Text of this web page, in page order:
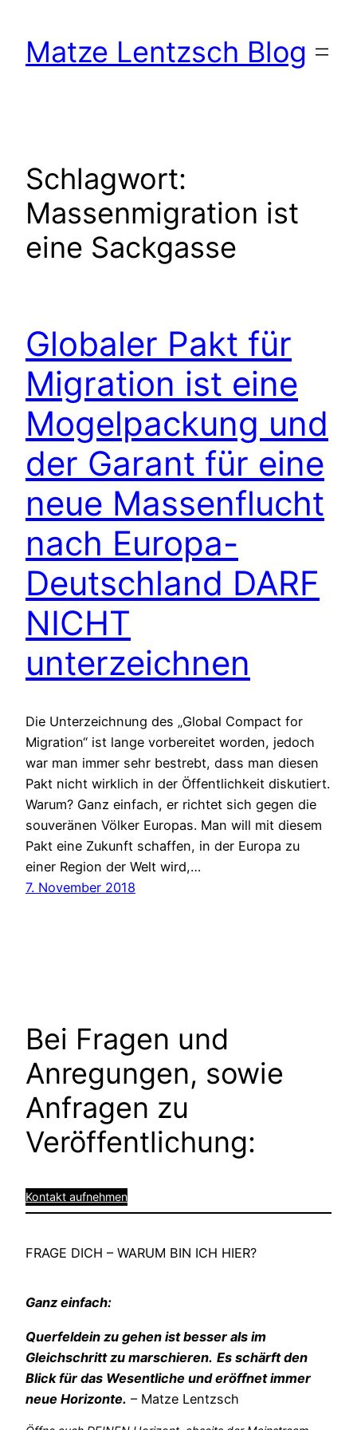
Inhalt
springen
Matze Lentzsch Blog
Schlagwort:
Massenmigration ist
eine Sackgasse
Globaler Pakt für
Migration ist eine
Mogelpackung und
der Garant für eine
neue Massenflucht
nach Europa-
Deutschland DARF
NICHT
unterzeichnen
Die Unterzeichnung des „Global Compact for
Migration“ ist lange vorbereitet worden, jedoch
war man immer sehr bestrebt, dass man diesen
Pakt nicht wirklich in der Öffentlichkeit diskutiert.
Warum? Ganz einfach, er richtet sich gegen die
souveränen Völker Europas. Man will mit diesem
Pakt eine Zukunft schaffen, in der Europa zu
einer Region der Welt wird,…
7. November 2018
Bei Fragen und
Anregungen, sowie
Anfragen zu
Veröffentlichung:
Kontakt aufnehmen
FRAGE DICH – WARUM BIN ICH HIER?
Ganz einfach:
Querfeldein zu gehen ist besser als im
Gleichschritt zu marschieren. Es schärft den
Blick für das Wesentliche und eröffnet immer
neue Horizonte. – Matze Lentzsch